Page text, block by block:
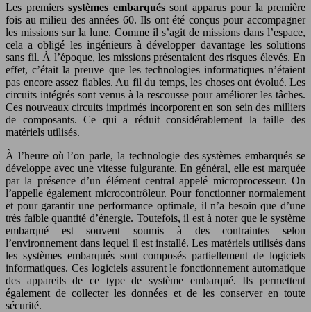
Les premiers systèmes embarquéssont apparus pour la première
fois au milieu des années 60. Ils ont été conçus pour accompagner
les missions sur la lune. Comme il s’agit de missions dans l’espace,
cela a obligé les ingénieurs à développer davantage les solutions
sans fil. À l’époque, les missions présentaient des risques élevés. En
effet, c’était la preuve que les technologies informatiques n’étaient
pas encore assez fiables. Au fil du temps, les choses ont évolué. Les
circuits intégrés sont venus à la rescousse pour améliorer les tâches.
Ces nouveaux circuits imprimés incorporent en son sein des milliers
de composants. Ce qui a réduit considérablement la taille des
matériels utilisés.
À l’heure où l’on parle, la technologie des systèmes embarqués se
développe avec une vitesse fulgurante. En général, elle est marquée
par la présence d’un élément central appelé microprocesseur. On
l’appelle également microcontrôleur. Pour fonctionner normalement
et pour garantir une performance optimale, il n’a besoin que d’une
très faible quantité d’énergie. Toutefois, il est à noter que le système
embarqué est souvent soumis à des contraintes selon
l’environnement dans lequel il est installé. Les matériels utilisés dans
les systèmes embarqués sont composés partiellement de logiciels
informatiques. Ces logiciels assurent le fonctionnement automatique
des appareils de ce type de système embarqué. Ils permettent
également de collecter les données et de les conserver en toute
sécurité.